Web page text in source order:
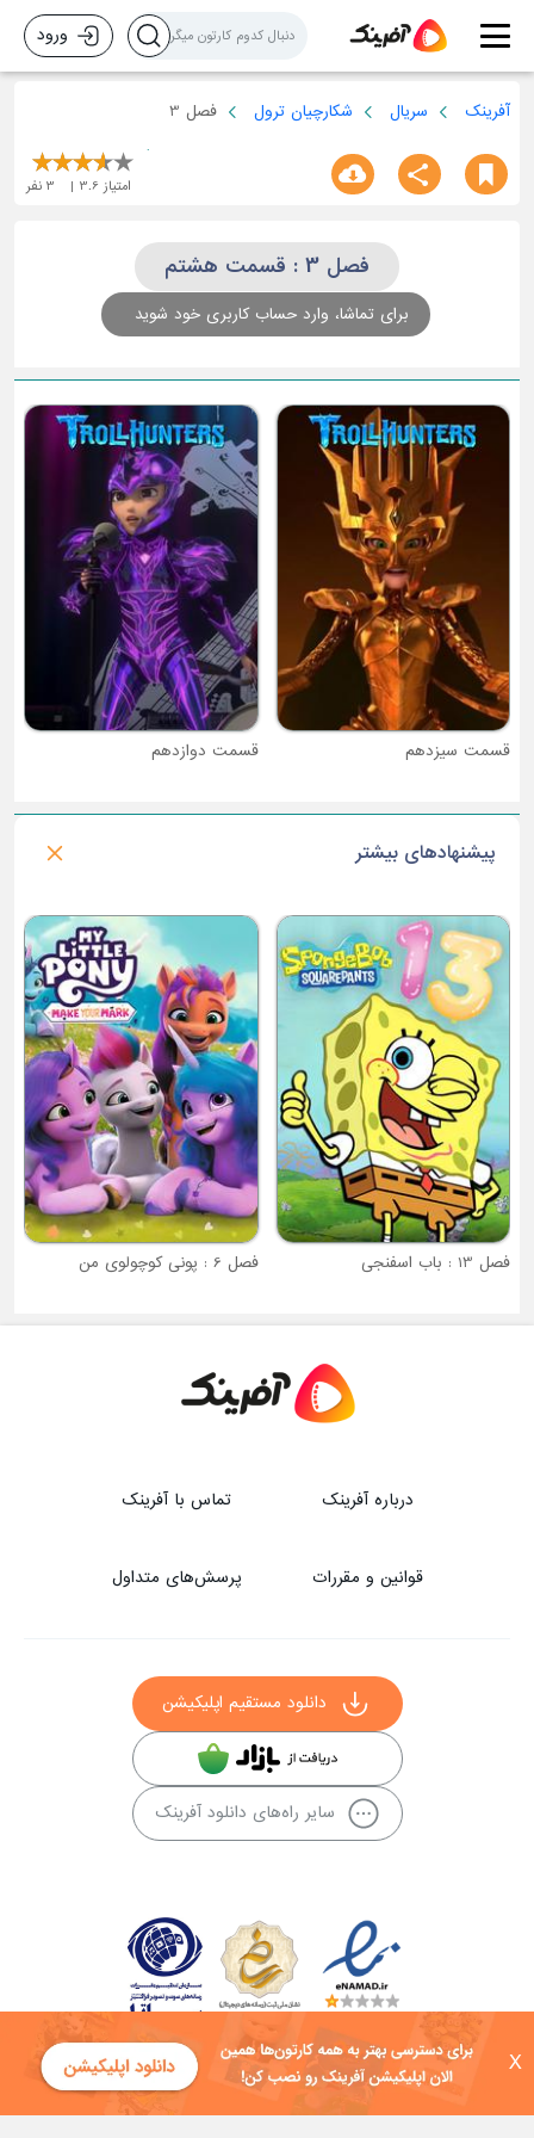
X
ورود
آفرینک سریال شکارچیان ترول فصل 3
امتیاز 3.6
3 نفر
فصل 3 : قسمت هشتم
برای تماشا، وارد حساب کاربری خود شوید
قسمت دوازدهم
قسمت یازدهم
پیشنهادهای بیشتر
فصل 6 : پونی کوچولوی من
فصل 6 : باب اسفنجی
درباره آفرینک تماس با آفرینک
قوانین و مقررات پرسش‌های متداول
دانلود مستقیم اپلیکیشن
سایر راه‌های دانلود آفرینک
کلیه حقوق این سایت به شرکت توسعه فناوی هفت آسمان توکان تعلق دارد و